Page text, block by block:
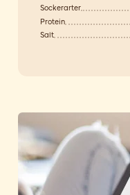
Sockerarter
Protein
Salt